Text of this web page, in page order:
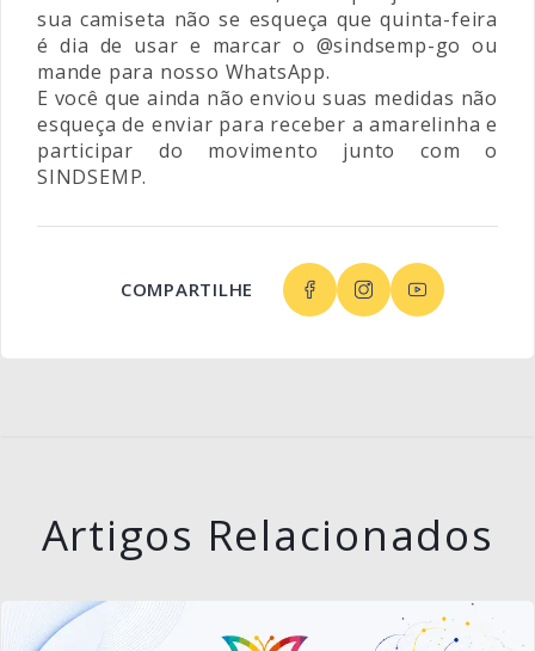
sua camiseta não se esqueça que quinta-feira
é dia de usar e marcar o @sindsemp-go ou
mande para nosso WhatsApp.
E você que ainda não enviou suas medidas não
esqueça de enviar para receber a amarelinha e
participar do movimento junto com o
SINDSEMP.
COMPARTILHE
Artigos Relacionados